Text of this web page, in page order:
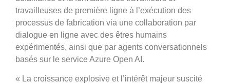
travailleuses de première ligne à l’exécution des
processus de fabrication via une collaboration par
dialogue en ligne avec des êtres humains
expérimentés, ainsi que par agents conversationnels
basés sur le service Azure Open AI.
« La croissance explosive et l’intérêt majeur suscité